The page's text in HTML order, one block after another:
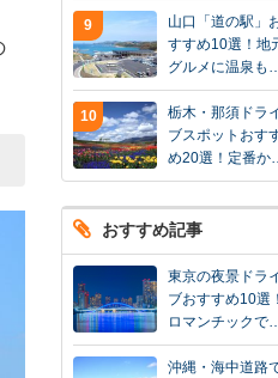
9
山口「道の駅」
すすめ10選！地
グルメに温泉も
10
栃木・那須ドラ
ブスポットおす
め20選！定番か
おすすめ記事
東京の夜景ドラ
ブおすすめ10選！
ロマンチックで
沖縄・海中道路